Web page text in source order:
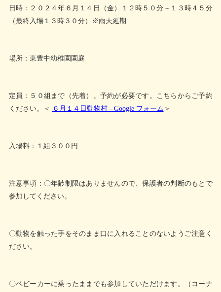
日時：２０２４年６月１４日（金）１２時５０分～１３時４５分
（最終入場１３時３０分）※雨天延期
場所：東豊中幼稚園園庭
定員：５０組まで（先着）。予約が必要です。こちらからご予約
ください。＜
６月１４日動物村 - Google フォーム ＞
入場料：１組３００円
注意事項：〇年齢制限はありませんので、保護者の判断のもとで
参加してください。
〇動物を触った手をそのまま口に入れることのないようご注意く
ださい。
〇ベビーカーに乗ったままでも参加していただけます。（コーナ